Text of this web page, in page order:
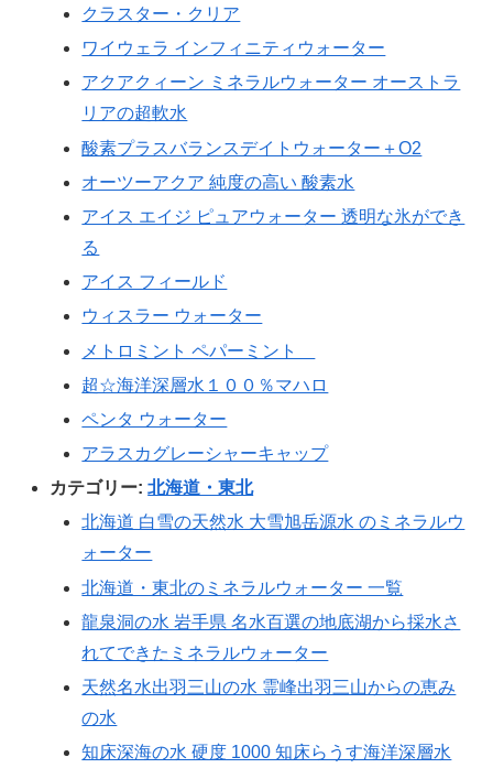
クラスター・クリア
ワイウェラ インフィニティウォーター
アクアクィーン ミネラルウォーター オーストラ
リアの超軟水
酸素プラスバランスデイトウォーター＋O2
オーツーアクア 純度の高い 酸素水
アイス エイジ ピュアウォーター 透明な氷ができ
る
アイス フィールド
ウィスラー ウォーター
メトロミント ペパーミント
超☆海洋深層水１００％マハロ
ペンタ ウォーター
アラスカグレーシャーキャップ
カテゴリー:北海道・東北
北海道 白雪の天然水 大雪旭岳源水 のミネラルウ
ォーター
北海道・東北のミネラルウォーター 一覧
龍泉洞の水 岩手県 名水百選の地底湖から採水さ
れてできたミネラルウォーター
天然名水出羽三山の水 霊峰出羽三山からの恵み
の水
知床深海の水 硬度 1000 知床らうす海洋深層水